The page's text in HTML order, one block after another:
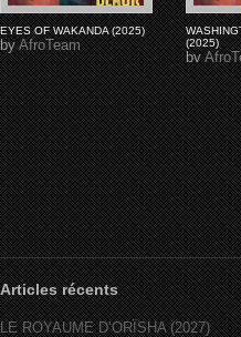
EYES OF WAKANDA (2025)
byAfroTeam
(2025)
by
Articles récents
LE ROYAUME D’ORÏSHA (2027)